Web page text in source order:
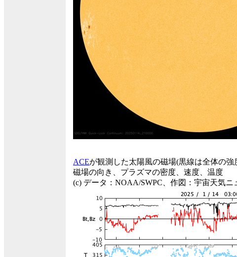
ACEが観測した太陽風の磁場(黒線は全体の
磁場の向き、プラズマの密度、速度、温度
(c) データ：NOAA/SWPC、作図：宇宙天気ニ